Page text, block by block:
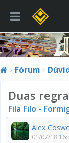
Fórum
Duas
Fila Filo -
Alex
01/07/18